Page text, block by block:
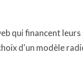
qui financent
d'un modèle